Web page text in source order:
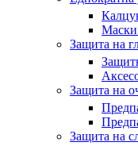
Маски
Защита на
Защита на
Защита на